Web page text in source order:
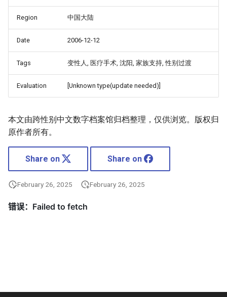
Region 中国大陆
Date 2006-12-12
Tags 变性人, 医疗手术, 沈阳, 家族支持, 性别过渡
Evaluation [Unknown type(update needed)]
本文由跨性别中文数字档案馆归档整理，仅供浏览。版权归
原作者所有。
Share on Share on
February 26, 2025 February 26, 2025